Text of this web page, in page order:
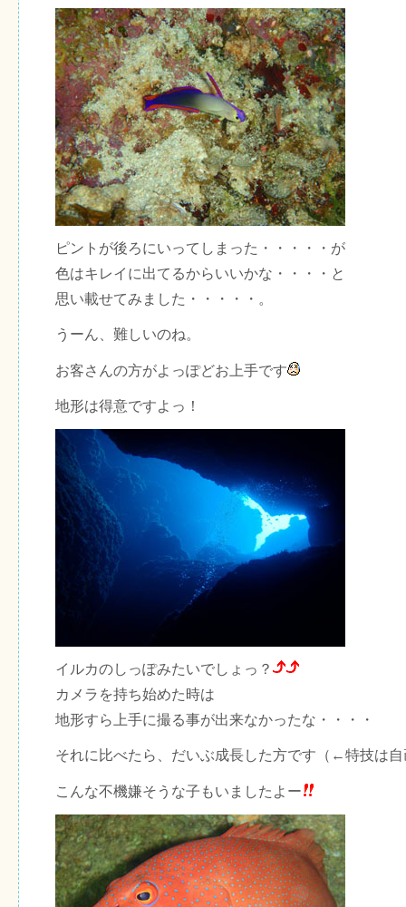
ピントが後ろにいってしまった・・・・・が
色はキレイに出てるからいいかな・・・・と
思い載せてみました・・・・・。
うーん、難しいのね。
お客さんの方がよっぽどお上手です
地形は得意ですよっ！
イルカのしっぽみたいでしょっ？
カメラを持ち始めた時は
地形すら上手に撮る事が出来なかったな・・・・
それに比べたら、だいぶ成長した方です（←特技は
こんな不機嫌そうな子もいましたよー